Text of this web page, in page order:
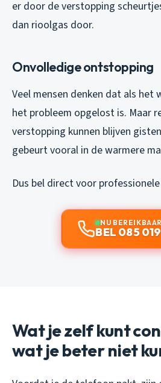
er door de verstopping
dan rioolgas door.
Onvolledige ontstopping
Veel mensen denken dat als
het probleem opgelost is. Maar
verstopping kunnen blijven
gebeurt vooral in de warmere
Dus bel direct voor
NU BEREIKBAAR
BEL 085
Wat je zelf kunt
wat je beter niet